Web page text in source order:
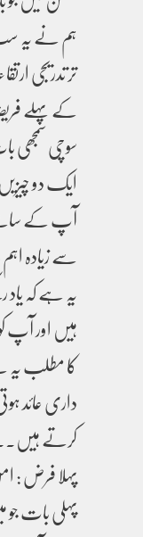
ہم نے یہ
تر تدریجی
کے پہلے
سوچی سمجھی
ایک دو
آپ کے
سے زیادہ
یہ ہے کہ یاد
ہیں اور آپ
کا مطلب
داری عائد
کرتے
پہلا فرض :
پہلی بات جو